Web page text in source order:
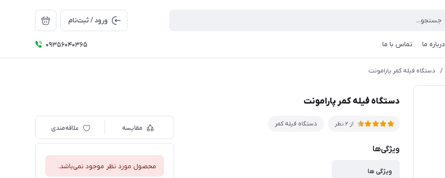
ورود / ثبت‌نام
درباره ما تماس با ما 09356040365
/ دستگاه فیله کمر پارامونت
دستگاه فیله کمر پارامونت
از 2 نظر دستگاه فیله کمر
ویژگی‌ها
ویژگی ها
مقایسه علاقه‌مندی
محصول مورد نظر موجود نمی‌باشد.